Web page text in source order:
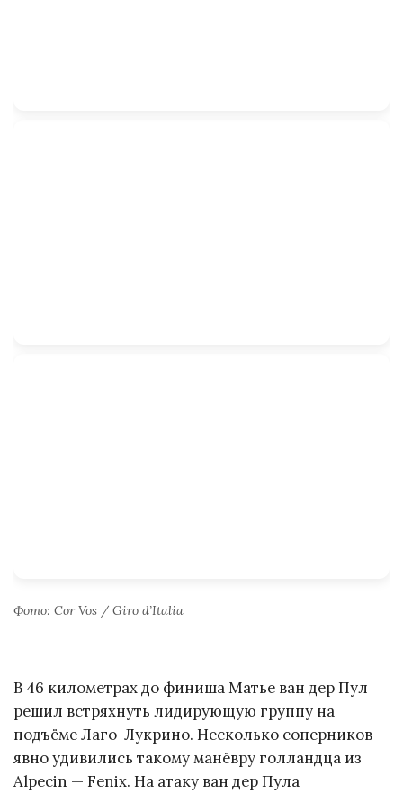
Фото: Cor Vos / Giro d’Italia
В 46 километрах до финиша Матье ван дер Пул
решил встряхнуть лидирующую группу на
подъёме Лаго-Лукрино. Несколько соперников
явно удивились такому манёвру голландца из
Alpecin — Fenix. На атаку ван дер Пула